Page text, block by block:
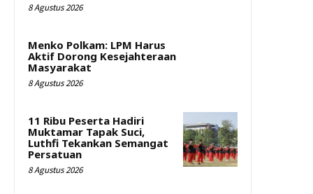
8 Agustus 2026
Menko Polkam: LPM Harus
Aktif Dorong Kesejahteraan
Masyarakat
8 Agustus 2026
11 Ribu Peserta Hadiri
Muktamar Tapak Suci,
Luthfi Tekankan Semangat
Persatuan
8 Agustus 2026